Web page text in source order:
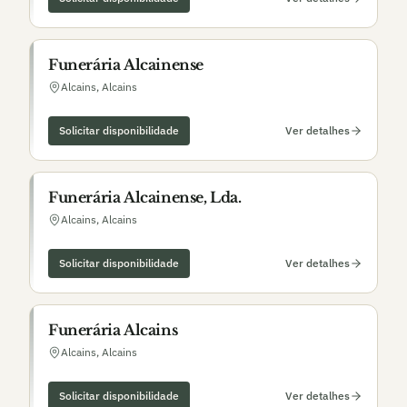
Funerária Alcainense
Alcains, Alcains
Solicitar disponibilidade Ver detalhes
Funerária Alcainense, Lda.
Alcains, Alcains
Solicitar disponibilidade Ver detalhes
Funerária Alcains
Alcains, Alcains
Solicitar disponibilidade Ver detalhes